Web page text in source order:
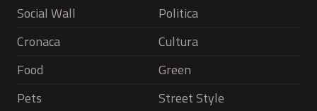
Social Wall
Politica
Cronaca
Cultura
Food
Green
Pets
Street Style